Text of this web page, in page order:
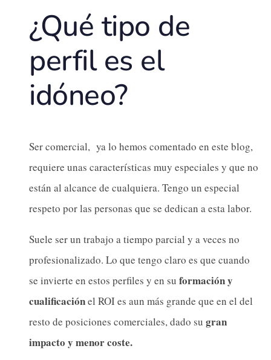
¿Qué tipo de
perfil es el
idóneo?
Ser comercial, ya lo hemos comentado en este blog,
requiere unas características muy especiales y que no
están al alcance de cualquiera. Tengo un especial
respeto por las personas que se dedican a esta labor.
Suele ser un trabajo a tiempo parcial y a veces no
profesionalizado. Lo que tengo claro es que cuando
se invierte en estos perfiles y en su formación y
cualificaciónel ROI es aun más grande que en el del
resto de posiciones comerciales, dado su gran
impacto y menor coste.